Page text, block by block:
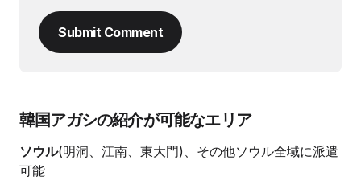
Submit Comment
韓国アガシの紹介が可能なエリア
ソウル(明洞、江南、東大門)、その他ソウル全域に派遣
可能